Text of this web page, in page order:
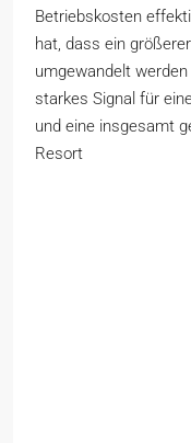
Betriebskosten
hat, dass ein
umgewandelt
starkes Signal für
und eine insgesamt
Resort